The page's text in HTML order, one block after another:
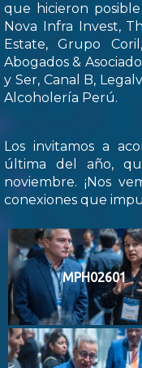
que hicieron
Nova Infra Invest,
Estate, Grupo
Abogados &
y Ser, Canal B,
Alcoholería Perú.
Los invitamos a
última del año,
noviembre. ¡Nos
conexiones que
MPH02601